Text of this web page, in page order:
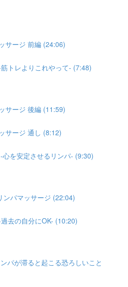
サージ 前編 (24:06)
トレよりこれやって- (7:48)
サージ 後編 (11:59)
サージ 通し (8:12)
心を安定させるリンパ- (9:30)
ンパマッサージ (22:04)
去の自分にOK- (10:20)
パが滞ると起こる恐ろしいこと